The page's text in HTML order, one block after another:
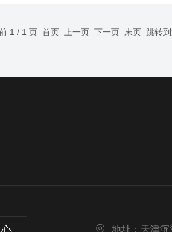
1 / 1 页 首页 上一页 下一页 末页 跳转
地址：天津